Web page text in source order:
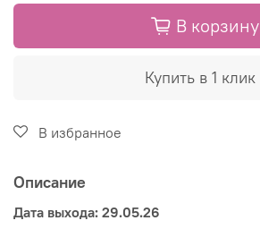
В корзину
Купить в 1 клик
В избранное
Описание
Дата выхода: 29.05.26